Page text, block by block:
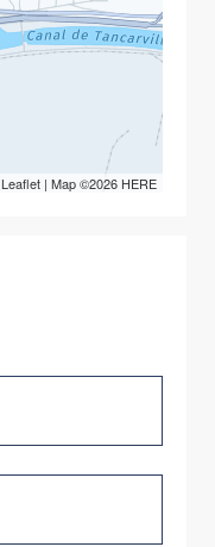
Leaflet | Map ©2026 HERE